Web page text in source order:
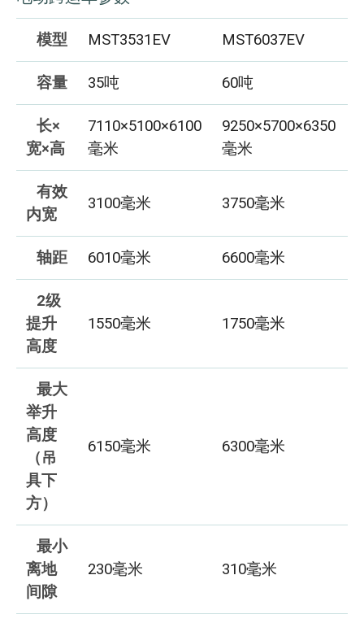
模型 MST3531EV MST6037EV
容量
35吨 60吨
长×
宽×高
7110×5100×6100
毫米
9250×5700×6350
毫米
有效
内宽
3100毫米 3750毫米
轴距 6010毫米 6600毫米
2级
提升
高度
1550毫米 1750毫米
最大
举升
高度
（吊
具下
方）
6150毫米 6300毫米
最小
离地
间隙
230毫米 310毫米